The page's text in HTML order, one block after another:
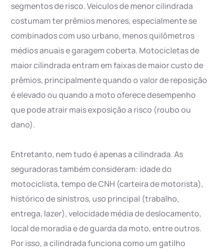
segmentos de risco. Veículos de menor cilindrada
costumam ter prêmios menores, especialmente se
combinados com uso urbano, menos quilômetros
médios anuais e garagem coberta. Motocicletas de
maior cilindrada entram em faixas de maior custo de
prêmios, principalmente quando o valor de reposição
é elevado ou quando a moto oferece desempenho
que pode atrair mais exposição a risco (roubo ou
dano).
Entretanto, nem tudo é apenas a cilindrada. As
seguradoras também consideram: idade do
motociclista, tempo de CNH (carteira de motorista),
histórico de sinistros, uso principal (trabalho,
entrega, lazer), velocidade média de deslocamento,
local de moradia e de guarda da moto, entre outros.
Por isso, a cilindrada funciona como um gatilho